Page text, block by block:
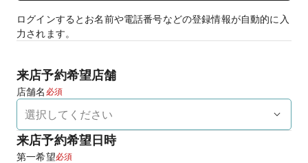
ログインするとお名前や電話番号などの登録情報が自動的に入
力されます。
来店予約希望店舗
店舗名 必須
来店予約希望日時
第一希望必須